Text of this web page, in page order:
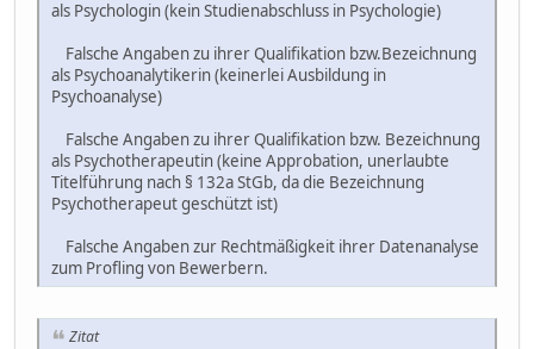
als Psychologin (kein Studienabschluss in Psychologie)
Falsche Angaben zu ihrer Qualifikation bzw.Bezeichnung
als Psychoanalytikerin (keinerlei Ausbildung in
Psychoanalyse)
Falsche Angaben zu ihrer Qualifikation bzw. Bezeichnung
als Psychotherapeutin (keine Approbation, unerlaubte
Titelführung nach § 132a StGb, da die Bezeichnung
Psychotherapeut geschützt ist)
Falsche Angaben zur Rechtmäßigkeit ihrer Datenanalyse
zum Profling von Bewerbern.
Zitat